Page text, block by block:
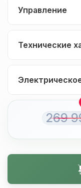
Управление
Технические
269